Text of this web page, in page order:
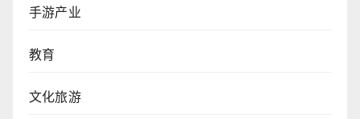
手游产业
教育
文化旅游